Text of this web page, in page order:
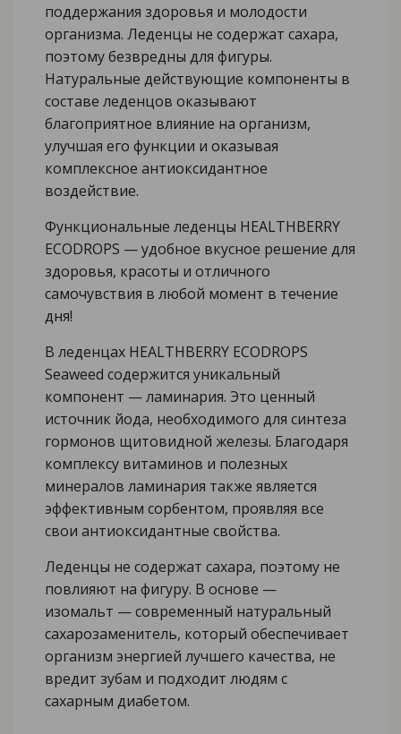
поддержания здоровья и молодости
организма. Леденцы не содержат сахара,
поэтому безвредны для фигуры.
Натуральные действующие компоненты в
составе леденцов оказывают
благоприятное влияние на организм,
улучшая его функции и оказывая
комплексное антиоксидантное
воздействие.
Функциональные леденцы HEALTHBERRY
ECODROPS — удобное вкусное решение для
здоровья, красоты и отличного
самочувствия в любой момент в течение
дня!
В леденцах HEALTHBERRY ECODROPS
Seaweed содержится уникальный
компонент — ламинария. Это ценный
источник йода, необходимого для синтеза
гормонов щитовидной железы. Благодаря
комплексу витаминов и полезных
минералов ламинария также является
эффективным сорбентом, проявляя все
свои антиоксидантные свойства.
Леденцы не содержат сахара, поэтому не
повлияют на фигуру. В основе —
изомальт — современный натуральный
сахарозаменитель, который обеспечивает
организм энергией лучшего качества, не
вредит зубам и подходит людям с
сахарным диабетом.